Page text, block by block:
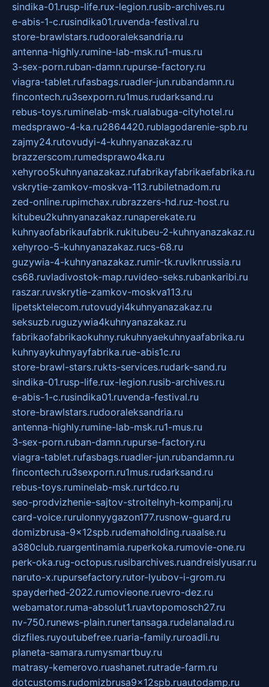
sindika-01.rusp-life.rux-legion.rusib-archives.ru
e-abis-1-c.rusindika01.ruvenda-festival.ru
store-brawlstars.rudooraleksandria.ru
antenna-highly.rumine-lab-msk.ru1-mus.ru
3-sex-porn.ruban-damn.rupurse-factory.ru
viagra-tablet.rufasbags.ruadler-jun.rubandamn.ru
fincontech.ru3sexporn.ru1mus.rudarksand.ru
rebus-toys.ruminelab-msk.rualabuga-cityhotel.ru
medsprawo-4-ka.ru2864420.rublagodarenie-spb.ru
zajmy24.rutovudyi-4-kuhnyanazakaz.ru
brazzerscom.rumedsprawo4ka.ru
xehyroo5kuhnyanazakaz.rufabrikayfabrikaefabrika.ru
vskrytie-zamkov-moskva-113.rubiletnadom.ru
zed-online.rupimchax.rubrazzers-hd.ruz-host.ru
kitubeu2kuhnyanazakaz.runaperekate.ru
kuhnyaofabrikaufabrik.rukitubeu-2-kuhnyanazakaz.ru
xehyroo-5-kuhnyanazakaz.rucs-68.ru
guzywia-4-kuhnyanazakaz.rumir-tk.ruvlknrussia.ru
cs68.ruvladivostok-map.ruvideo-seks.rubankaribi.ru
raszar.ruvskrytie-zamkov-moskva113.ru
lipetsktelecom.rutovudyi4kuhnyanazakaz.ru
seksuzb.ruguzywia4kuhnyanazakaz.ru
fabrikaofabrikaokuhny.rukuhnyaekuhnyaafabrika.ru
kuhnyaykuhnyayfabrika.rue-abis1c.ru
store-brawl-stars.rukts-services.rudark-sand.ru
sindika-01.rusp-life.rux-legion.rusib-archives.ru
e-abis-1-c.rusindika01.ruvenda-festival.ru
store-brawlstars.rudooraleksandria.ru
antenna-highly.rumine-lab-msk.ru1-mus.ru
3-sex-porn.ruban-damn.rupurse-factory.ru
viagra-tablet.rufasbags.ruadler-jun.rubandamn.ru
fincontech.ru3sexporn.ru1mus.rudarksand.ru
rebus-toys.ruminelab-msk.rurtdco.ru
seo-prodvizhenie-sajtov-stroitelnyh-kompanij.ru
card-voice.rurulonnyygazon177.rusnow-guard.ru
domizbrusa-9x12spb.rudemaholding.ruaalse.ru
a380club.ruargentinamia.ruperkoka.rumovie-one.ru
perk-oka.rug-octopus.rusibarchives.ruandreislyusar.ru
naruto-x.rupursefactory.rutor-lyubov-i-grom.ru
spayderhed-2022.rumovieone.ruevro-dez.ru
webamator.ruma-absolut1.ruavtopomosch27.ru
nv-750.runews-plain.runertansaga.rudelanalad.ru
dizfiles.ruyoutubefree.ruaria-family.ruroadli.ru
planeta-samara.rumysmartbuy.ru
matrasy-kemerovo.ruashanet.rutrade-farm.ru
dotcustoms.rudomizbrusa9x12spb.ruautodamp.ru